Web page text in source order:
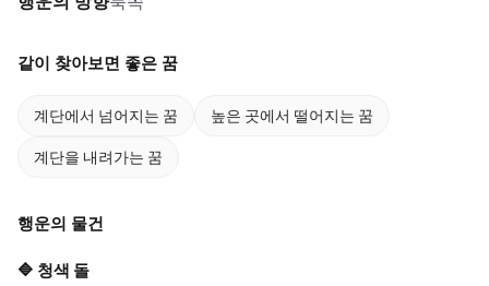
같이 찾아보면 좋은 꿈
계단에서 넘어지는 꿈 높은 곳에서 떨어지는 꿈
계단을 내려가는 꿈
행운의 물건
🔷 청색 돌